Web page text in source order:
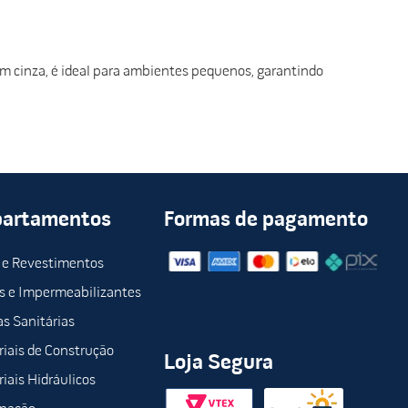
cinza, é ideal para ambientes pequenos, garantindo
e Revestimentos
e Impermeabilizantes
Sanitárias
de Construção
Hidráulicos
Formas de pagamento
Loja Segura